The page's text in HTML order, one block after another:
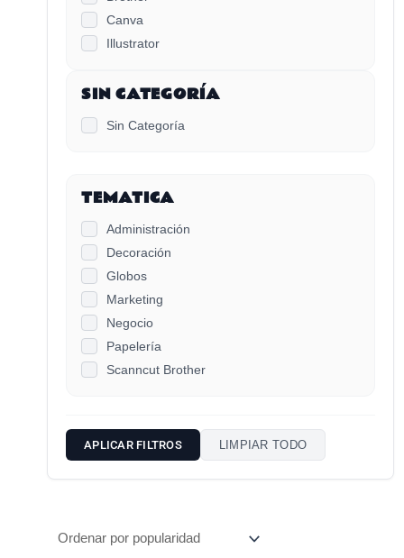
Canva
Illustrator
SIN CATEGORÍA
Sin Categoría
TEMATICA
Administración
Decoración
Globos
Marketing
Negocio
Papelería
Scanncut Brother
APLICAR FILTROS LIMPIAR TODO